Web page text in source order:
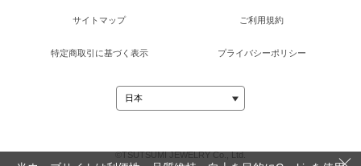
サイトマップ ご利用規約
特定商取引に基づく表示 プライバシーポリシー
©TSUTSUMI JEWELRY Co., Ltd.